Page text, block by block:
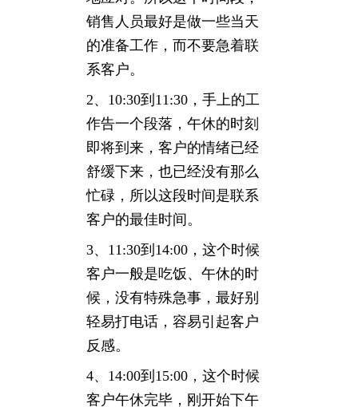
销售人员最好是做一些当天
的准备工作，而不要急着联
系客户。
2、10:30到11:30，手上的工
作告一个段落，午休的时刻
即将到来，客户的情绪已经
舒缓下来，也已经没有那么
忙碌，所以这段时间是联系
客户的最佳时间。
3、11:30到14:00，这个时候
客户一般是吃饭、午休的时
候，没有特殊急事，最好别
轻易打电话，容易引起客户
反感。
4、14:00到15:00，这个时候
客户午休完毕，刚开始下午